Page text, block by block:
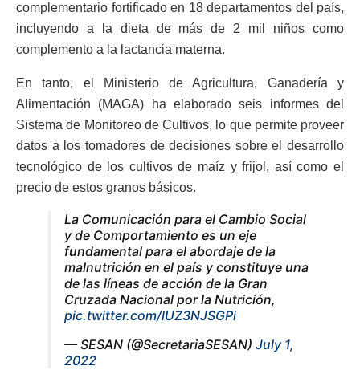
complementario fortificado en 18 departamentos del país,
incluyendo a la dieta de más de 2 mil niños como
complemento a la lactancia materna.
En tanto, el Ministerio de Agricultura, Ganadería y
Alimentación (MAGA) ha elaborado seis informes del
Sistema de Monitoreo de Cultivos, lo que permite proveer
datos a los tomadores de decisiones sobre el desarrollo
tecnológico de los cultivos de maíz y frijol, así como el
precio de estos granos básicos.
La Comunicación para el Cambio Social
y de Comportamiento es un eje
fundamental para el abordaje de la
malnutrición en el país y constituye una
de las líneas de acción de la Gran
Cruzada Nacional por la Nutrición,
pic.twitter.com/lUZ3NJSGPi
— SESAN (@SecretariaSESAN) July 1,
2022